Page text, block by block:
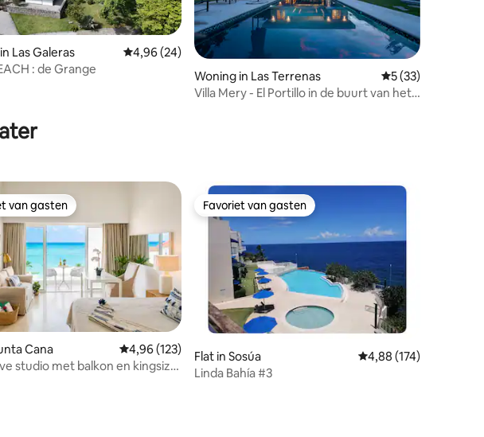
van 5 op 5, 19 recensies
Las Galeras Gemiddelde beoordeling van 4,96 op 5, 24 recensies
4,96 (24)
: de Grange
Woning in Las Terrenas Gemiddelde
5 (33)
Villa Mery - El Portillo in de buurt van het
van 4,91 op 5, 305 recensies
van gasten
van gasten
Cana Gemiddelde beoordeling van 4,96 op 5, 123 recensies
4,96 (123)
studio met balkon en kingsize
Favoriet van gasten
Favoriet van gasten
Flat in Sosúa Gemiddelde
4,88 (174)
Linda Bahía #3